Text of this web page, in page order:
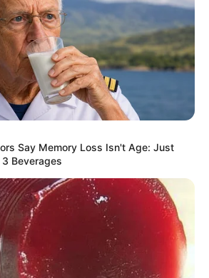
Say Memory Loss Isn't Age: Just
Beverages